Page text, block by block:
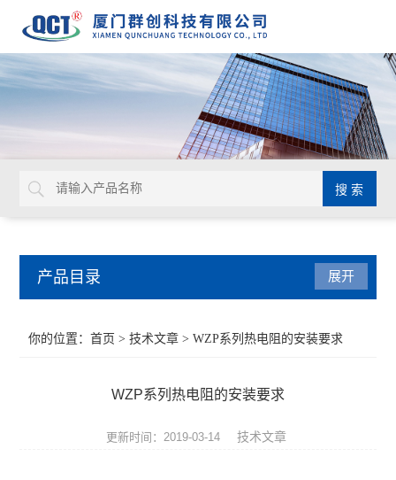
产品目录 展开
你的位置：首页 >技术文章 > WZP系列热电阻的安装要求
WZP系列热电阻的安装要求
更新时间：2019-03-14 技术文章